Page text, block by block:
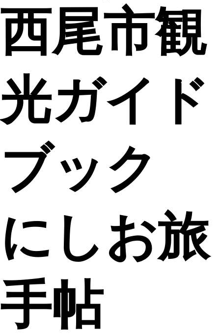
西尾市観
光ガイド
ブック
にしお旅
手帖